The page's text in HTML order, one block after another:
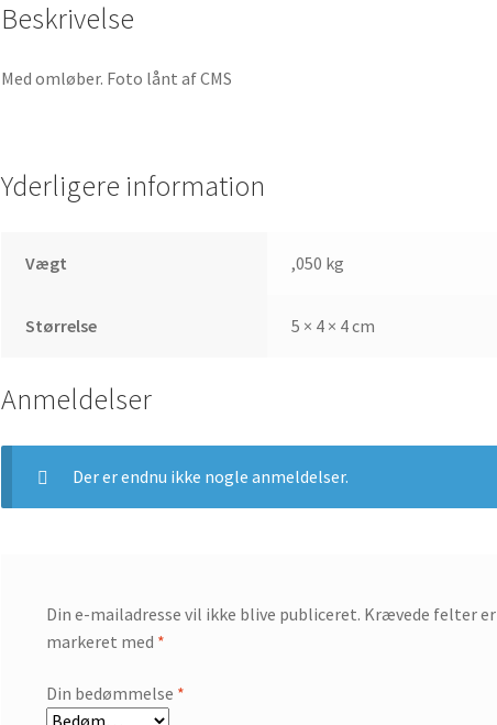
Beskrivelse
Med omløber. Foto lånt af CMS
Yderligere information
Vægt ,050 kg
Størrelse 5 × 4 × 4 cm
Anmeldelser
Der er endnu ikke nogle anmeldelser.
Din e-mailadresse vil ikke blive publiceret. Krævede felter er
markeret med *
Din bedømmelse *